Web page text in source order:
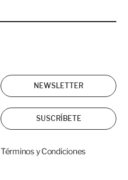
NEWSLETTER
SUSCRÍBETE
Términos y Condiciones